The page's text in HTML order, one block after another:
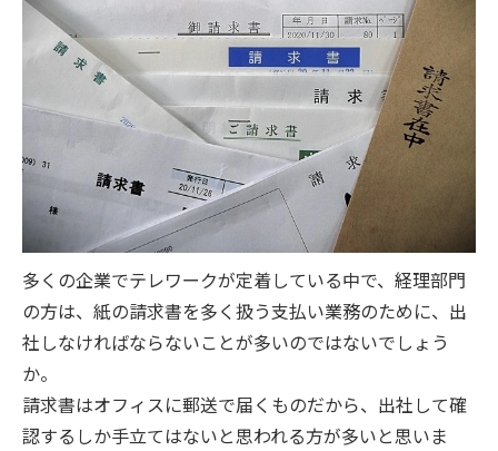
多くの企業でテレワークが定着している中で、経理部門
の方は、紙の請求書を多く扱う支払い業務のために、出
社しなければならないことが多いのではないでしょう
か。
請求書はオフィスに郵送で届くものだから、出社して確
認するしか手立てはないと思われる方が多いと思いま